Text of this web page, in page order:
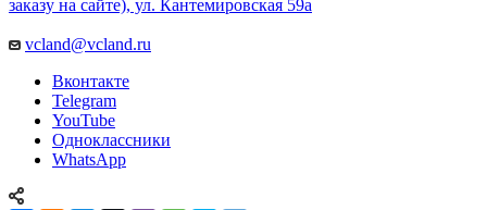
vcland@vcland.ru
Вконтакте
YouTube
Одноклассники
WhatsApp